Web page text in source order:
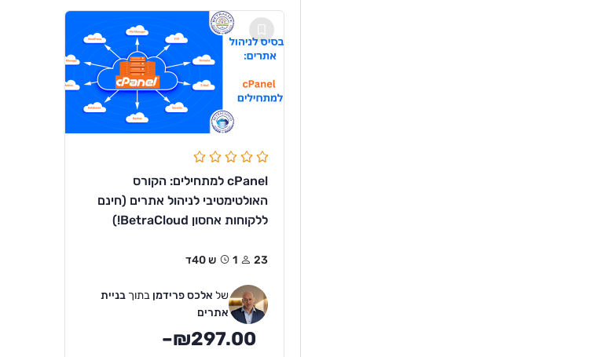
cPanel למתחילים: הקורס
האולטימטיבי לניהול אתרים (חינם
ללקוחות אחסון BetraCloud!)
23 1ש 40ד
של אלכס פרידמן בתוך בניית
אתרים
₪297.00
–